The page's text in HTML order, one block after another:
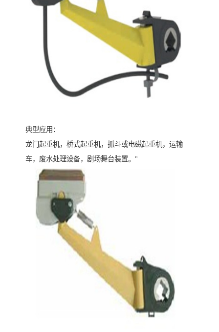
典型应用：
龙门起重机，桥式起重机，抓斗或电磁起重机，运输
车，废水处理设备，剧场舞台装置。"